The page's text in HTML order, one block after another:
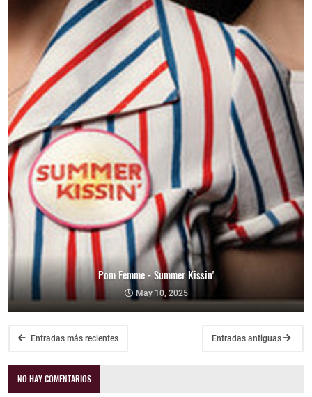
Pom Femme - Summer Kissin'
May 10, 2025
Entradas más recientes Entradas antiguas
NO HAY COMENTARIOS